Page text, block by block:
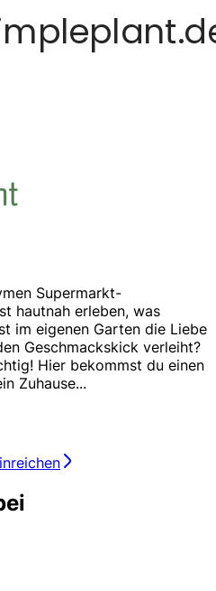
Supermarkt-
hautnah erleben, was
im eigenen Garten die Liebe
Geschmackskick verleiht?
Hier bekommst du einen
Zuhause...